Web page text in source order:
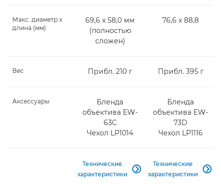
Макс. диаметр x
длина (мм)
69,6 x 58,0 мм
(полностью
сложен)
76,6 x 88,8
Вес Прибл. 210 г Прибл. 395 г
Аксессуары
Бленда
объектива EW-
63C
Чехол LP1014
Бленда
объектива EW-
73D
Чехол LP1116
Технические
характеристики

Технические
характеристики
